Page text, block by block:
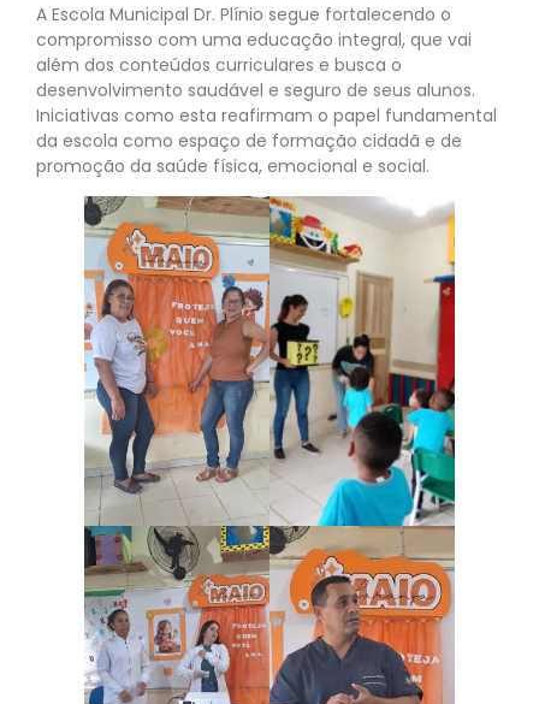
A Escola Municipal Dr. Plínio segue fortalecendo o
compromisso com uma educação integral, que vai
além dos conteúdos curriculares e busca o
desenvolvimento saudável e seguro de seus alunos.
Iniciativas como esta reafirmam o papel fundamental
da escola como espaço de formação cidadã e de
promoção da saúde física, emocional e social.